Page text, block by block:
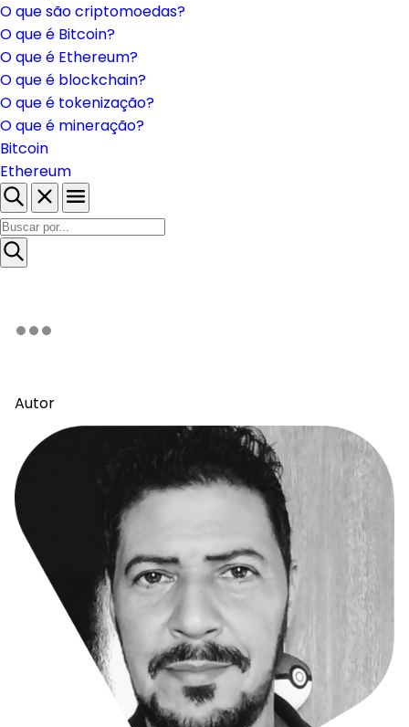
O que são criptomoedas?
O que é Bitcoin?
O que é Ethereum?
O que é blockchain?
O que é tokenização?
O que é mineração?
Bitcoin
Ethereum
Autor